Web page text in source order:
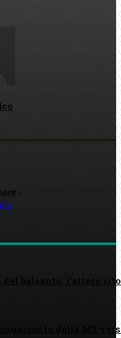
-
belcanto: l’atteso
della M3